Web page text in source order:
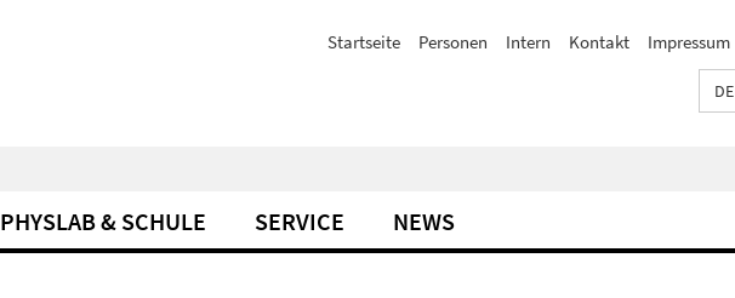
Startseite Personen Intern Kontakt Impressum
DE
PHYSLAB & SCHULE SERVICE NEWS